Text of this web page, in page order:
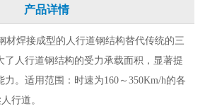
产品详情
焊接成型的人行道钢结构替代传统的三
了人行道钢结构的受力承载面积，显著提
。适用范围：时速为160～350Km/h的各
行道。